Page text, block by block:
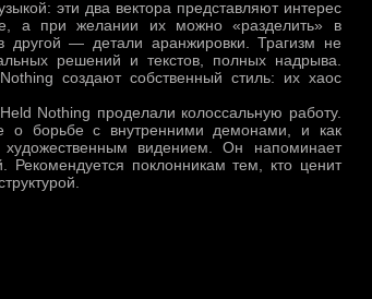
эти два вектора представляют интерес
а при желании их можно «разделить» в
другой — детали аранжировки. Трагизм не
решений и текстов, полных надрыва.
создают собственный стиль: их хаос
Nothing проделали колоссальную работу.
о борьбе с внутренними демонами, и как
художественным видением. Он напоминает
Рекомендуется поклонникам тем, кто ценит